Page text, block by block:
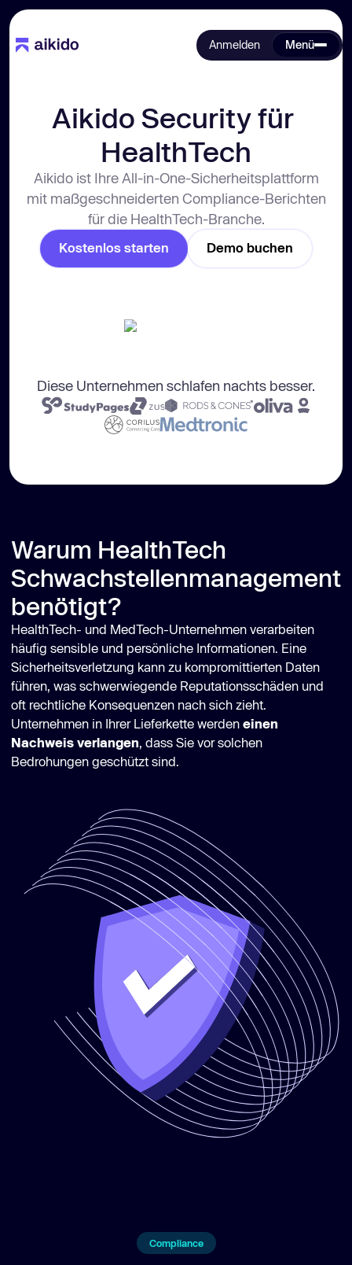
Anmelden Menü
Aikido Security für
HealthTech
Aikido ist Ihre All-in-One-Sicherheitsplattform
mit maßgeschneiderten Compliance-Berichten
für die HealthTech-Branche.
Kostenlos starten Demo buchen
Diese Unternehmen schlafen nachts besser.
Warum HealthTech
Schwachstellenmanagement
benötigt?
HealthTech- und MedTech-Unternehmen verarbeiten
häufig sensible und persönliche Informationen. Eine
Sicherheitsverletzung kann zu kompromittierten Daten
führen, was schwerwiegende Reputationsschäden und
oft rechtliche Konsequenzen nach sich zieht.
Unternehmen in Ihrer Lieferkette werden einen
Nachweis verlangen , dass Sie vor solchen
Bedrohungen geschützt sind.
Compliance